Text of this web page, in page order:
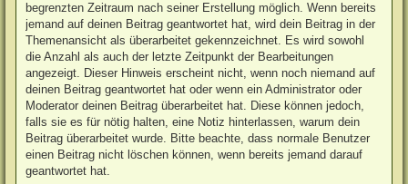
begrenzten Zeitraum nach seiner Erstellung möglich. Wenn bereits
jemand auf deinen Beitrag geantwortet hat, wird dein Beitrag in der
Themenansicht als überarbeitet gekennzeichnet. Es wird sowohl
die Anzahl als auch der letzte Zeitpunkt der Bearbeitungen
angezeigt. Dieser Hinweis erscheint nicht, wenn noch niemand auf
deinen Beitrag geantwortet hat oder wenn ein Administrator oder
Moderator deinen Beitrag überarbeitet hat. Diese können jedoch,
falls sie es für nötig halten, eine Notiz hinterlassen, warum dein
Beitrag überarbeitet wurde. Bitte beachte, dass normale Benutzer
einen Beitrag nicht löschen können, wenn bereits jemand darauf
geantwortet hat.